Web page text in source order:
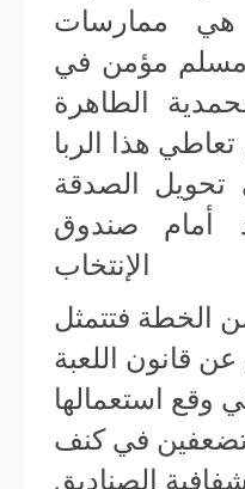
ممارسات
مسلم مؤمن في
الطاهرة
تعاطي هذا الربا
تحويل الصدقة
أمام صندوق
الإنتخاب
من الخطة فتتمثل
قانون اللعبة
وقع استعمالها
في كنف
الصناديق